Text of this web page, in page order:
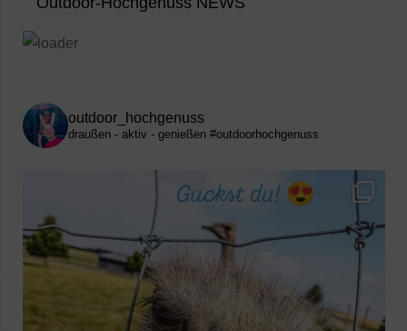
outdoor_hochgenuss
draußen - aktiv - genießen #outdoorhochgenuss